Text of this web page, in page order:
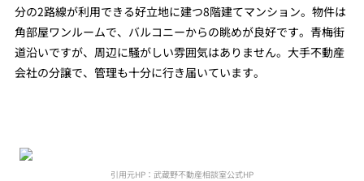
分の2路線が利用できる好立地に建つ8階建てマンション。物件は
角部屋ワンルームで、バルコニーからの眺めが良好です。青梅街
道沿いですが、周辺に騒がしい雰囲気はありません。大手不動産
会社の分譲で、管理も十分に行き届いています。
引用元HP：武蔵野不動産相談室公式HP